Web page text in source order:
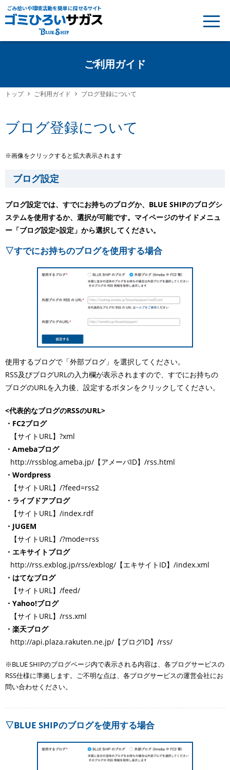
ごみ拾いや環境活動を簡単に探せるサイト
ご利用ガイド
トップ ご利用ガイド ブログ登録について
ブログ登録について
※画像をクリックすると拡大表示されます
ブログ設定
ブログ設定では、すでにお持ちのブログか、BLUE SHIPのブログシ
ステムを使用するか、選択が可能です。マイページのサイドメニュ
ー「ブログ設定>設定」から選択してください。
▽すでにお持ちのブログを使用する場合
使用するブログで「外部ブログ」を選択してください。
RSS及びブログURLの入力欄が表示されますので、すでにお持ちの
ブログのURLを入力後、設定するボタンをクリックしてください。
<代表的なブログのRSSのURL>
・FC2ブログ
【サイトURL】?xml
・Amebaブログ
http://rssblog.ameba.jp/【アメーバID】/rss.html
・Wordpress
【サイトURL】/?feed=rss2
・ライブドアブログ
【サイトURL】/index.rdf
・JUGEM
【サイトURL】/?mode=rss
・エキサイトブログ
http://rss.exblog.jp/rss/exblog/【エキサイトID】/index.xml
・はてなブログ
【サイトURL】/feed/
・Yahoo!ブログ
【サイトURL】/rss.xml
・楽天ブログ
http://api.plaza.rakuten.ne.jp/【ブログID】/rss/
※BLUE SHIPのブログページ内で表示される内容は、各ブログサービスの
RSS仕様に準拠します。ご不明な点は、各ブログサービスの運営会社にお
問い合わせください。
▽BLUE SHIPのブログを使用する場合